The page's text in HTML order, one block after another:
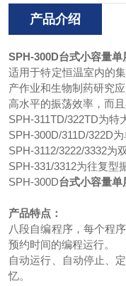
产品介绍
SPH-300D台式小容量单
适用于特定恒温室内的
产作业和生物制药研究
高水平的振荡效率，而
SPH-311TD/322TD为特
SPH-300D/311D/322D
SPH-3112/3222/3332为
SPH-331/3312为往复型
SPH-300D台式小容量单
产品特点：
八段自编程序，每个程
预约时间的编程运行。
自动运行、自动停止、
忆。